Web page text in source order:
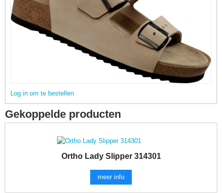
Log in om te bestellen
Gekoppelde producten
Ortho Lady Slipper 314301
meer info